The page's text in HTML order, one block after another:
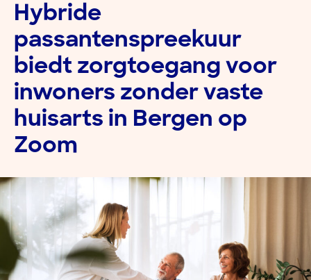
Hybride
passantenspreekuur
biedt zorgtoegang voor
inwoners zonder vaste
huisarts in Bergen op
Zoom